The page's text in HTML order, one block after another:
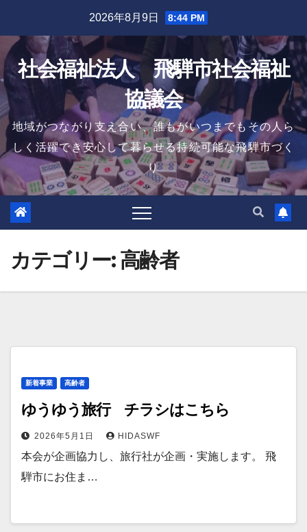
content
2026年8月9日 8:44 PM
社会福祉法人 飛騨市社会福祉
協議会
地域がつながり支え合い、誰もがいつまでもその人ら
しく活躍でき安心して暮らせる持続可能な飛騨市づく
り
カテゴリー:高齢者
新着事業 高齢者
ゆうゆう旅行 チラシはこちら
2026年5月1日 HIDASWF
本会が企画協力し、旅行社が企画・実施します。 飛
騨市にお住ま…